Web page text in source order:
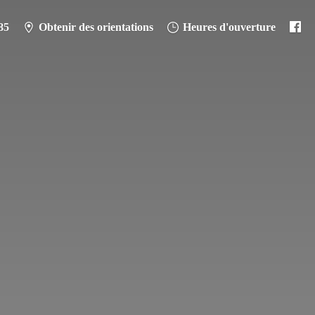
Obtenir des orientations Heures d'ouverture